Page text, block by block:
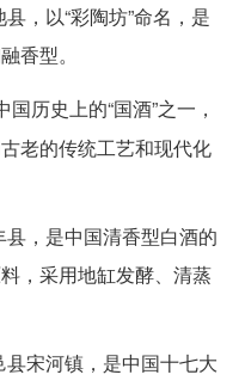
，以“彩陶坊”命名，是
香型。
历史上的“国酒”之一，
老的传统工艺和现代化
，是中国清香型白酒的
，采用地缸发酵、清蒸
宋河镇，是中国十七大